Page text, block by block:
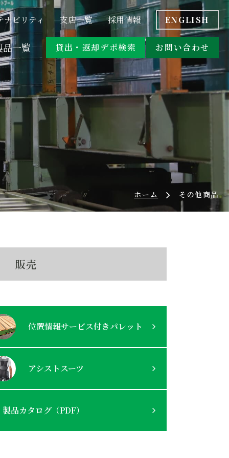
ホーム その他商品
ナビリティ 支店一覧 採用情報 ENGLISH
ト比較
品一覧
情報サービス付きパレット
ストスーツ
コン・台車
貸出・返却デポ検索 お問い合わせ
情報サービス付きパレット
ストスーツ
コン・台車
対応商品
販売
位置情報サービス付きパレット
アシストスーツ
製品カタログ（PDF）